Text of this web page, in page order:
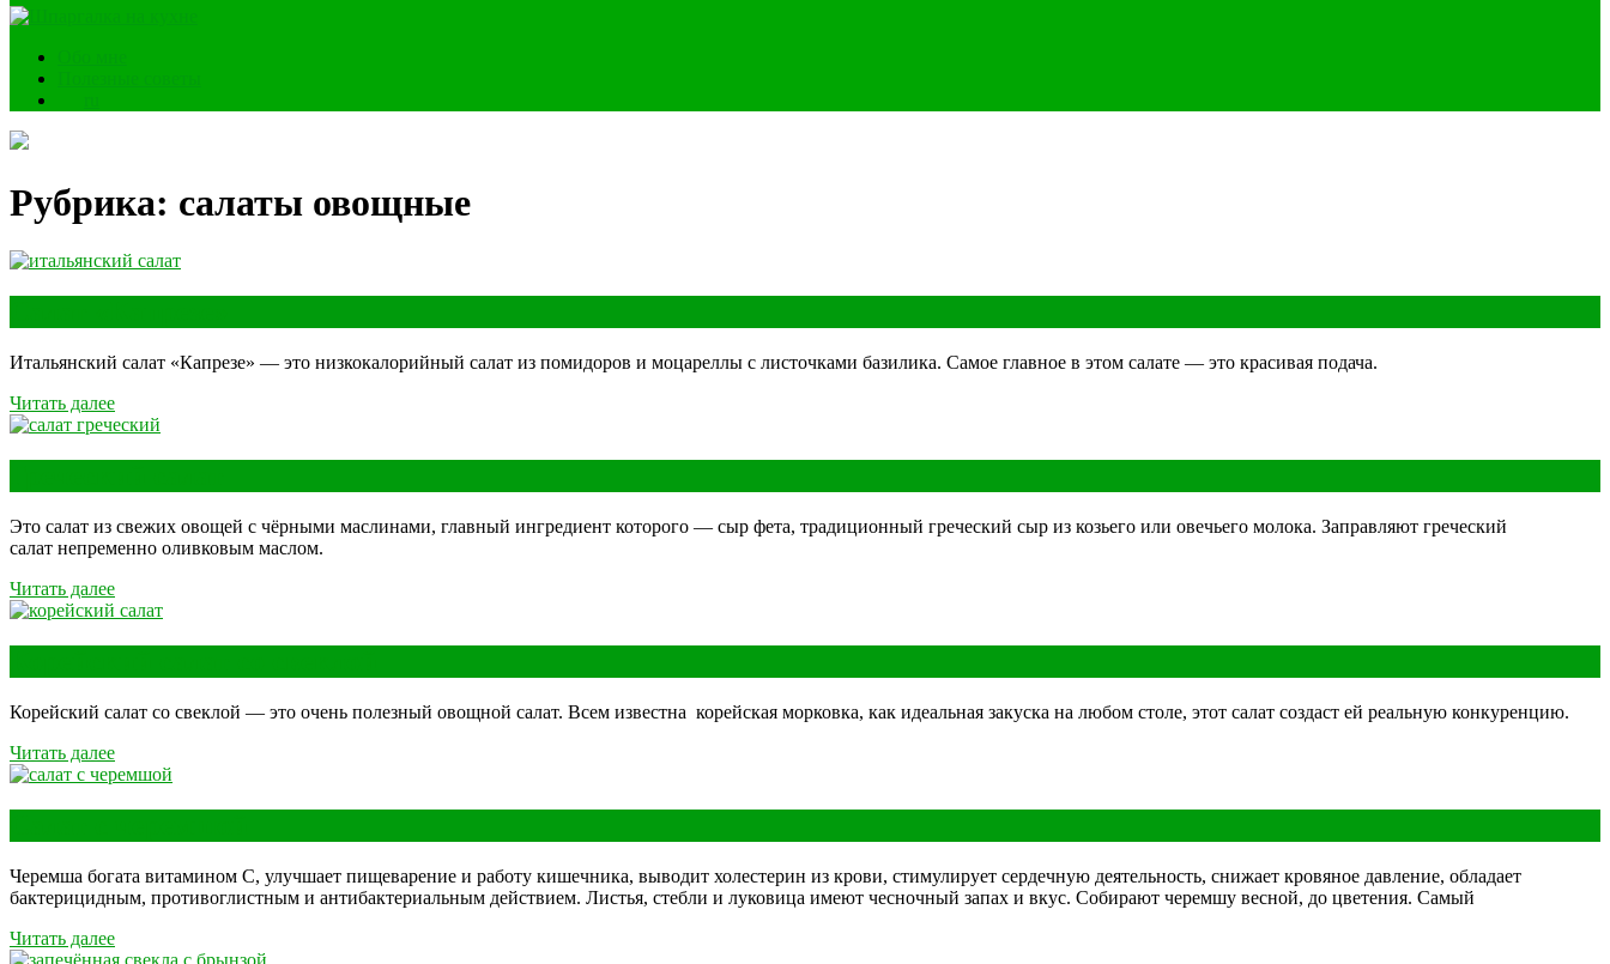
Рубрика: салаты овощные
Итальянский салат «Капрезе» — это низкокалорийный салат из помидоров и моцареллы с листочками базилика. Самое главное в этом салате — это красивая подача.
Читать далее
Это салат из свежих овощей с чёрными маслинами, главный ингредиент которого — сыр фета, традиционный греческий сыр из козьего или овечьего молока. Заправляют греческий
салат непременно оливковым маслом.
Читать далее
Корейский салат со свеклой — это очень полезный овощной салат. Всем известна корейская морковка, как идеальная закуска на любом столе, этот салат создаст ей реальную конкуренцию.
Читать далее
Черемша богата витамином С, улучшает пищеварение и работу кишечника, выводит холестерин из крови, стимулирует сердечную деятельность, снижает кровяное давление, обладает
бактерицидным, противоглистным и антибактериальным действием. Листья, стебли и луковица имеют чесночный запах и вкус. Собирают черемшу весной, до цветения. Самый
Читать далее